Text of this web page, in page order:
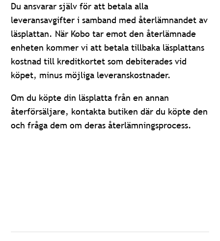
Du ansvarar själv för att betala alla
leveransavgifter i samband med återlämnandet av
läsplattan. När Kobo tar emot den återlämnade
enheten kommer vi att betala tillbaka läsplattans
kostnad till kreditkortet som debiterades vid
köpet, minus möjliga leveranskostnader.
Om du köpte din läsplatta från en annan
återförsäljare, kontakta butiken där du köpte den
och fråga dem om deras återlämningsprocess.